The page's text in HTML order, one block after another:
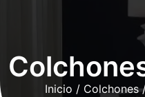
Inicio / Colchones/